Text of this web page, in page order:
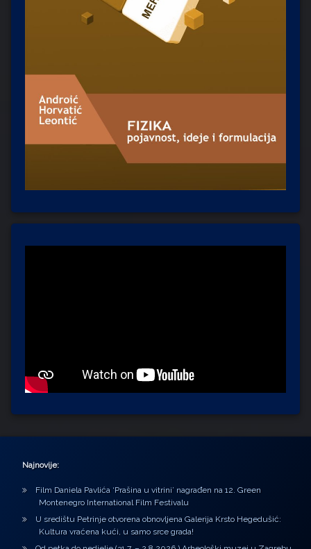
Najnovije:
Film Daniela Pavlića ‘Prašina u vitrini’ nagrađen na 12. Green
Montenegro International Film Festivalu
U središtu Petrinje otvorena obnovljena Galerija Krsto Hegedušić:
Kultura vraćena kući, u samo srce grada!